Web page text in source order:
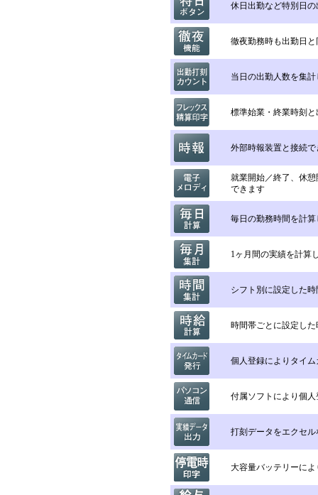
休日出勤など特別日
徹夜勤務時も出勤日
当日の出勤人数を集計
標準始業・終業時刻
外部時報装置と接続で
就業開始／終了、休
できます
毎日の勤務時間を計
1ヶ月間の実績を計算
シフト別に設定した
時間帯ごとに設定し
個人登録によりタイ
付属ソフトにより個
打刻データをエクセ
大容量バッテリーに